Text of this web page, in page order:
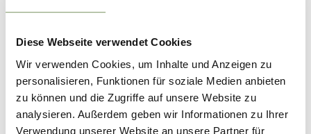
Diese Webseite verwendet Cookies
Wir verwenden Cookies, um Inhalte und Anzeigen zu
personalisieren, Funktionen für soziale Medien anbieten
zu können und die Zugriffe auf unsere Website zu
analysieren. Außerdem geben wir Informationen zu Ihrer
Verwendung unserer Website an unsere Partner für
DORFZEITUNG 2019 - SONDERNUMMER FÜR
UNSERE GÄSTE
PDF - 6,31 MB